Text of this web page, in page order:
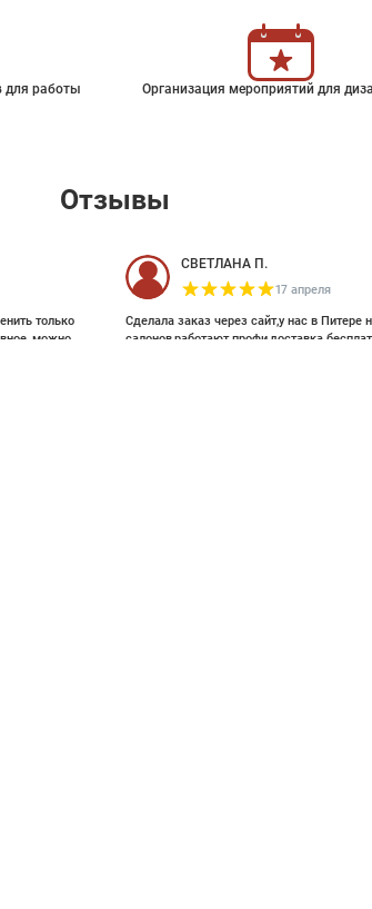
для работы Организация мероприятий для
Отзывы
только
можно
СВЕТЛАНА П.
17 апреля
Сделала заказ через сайт,у нас в
салонов,работают профи,доставка